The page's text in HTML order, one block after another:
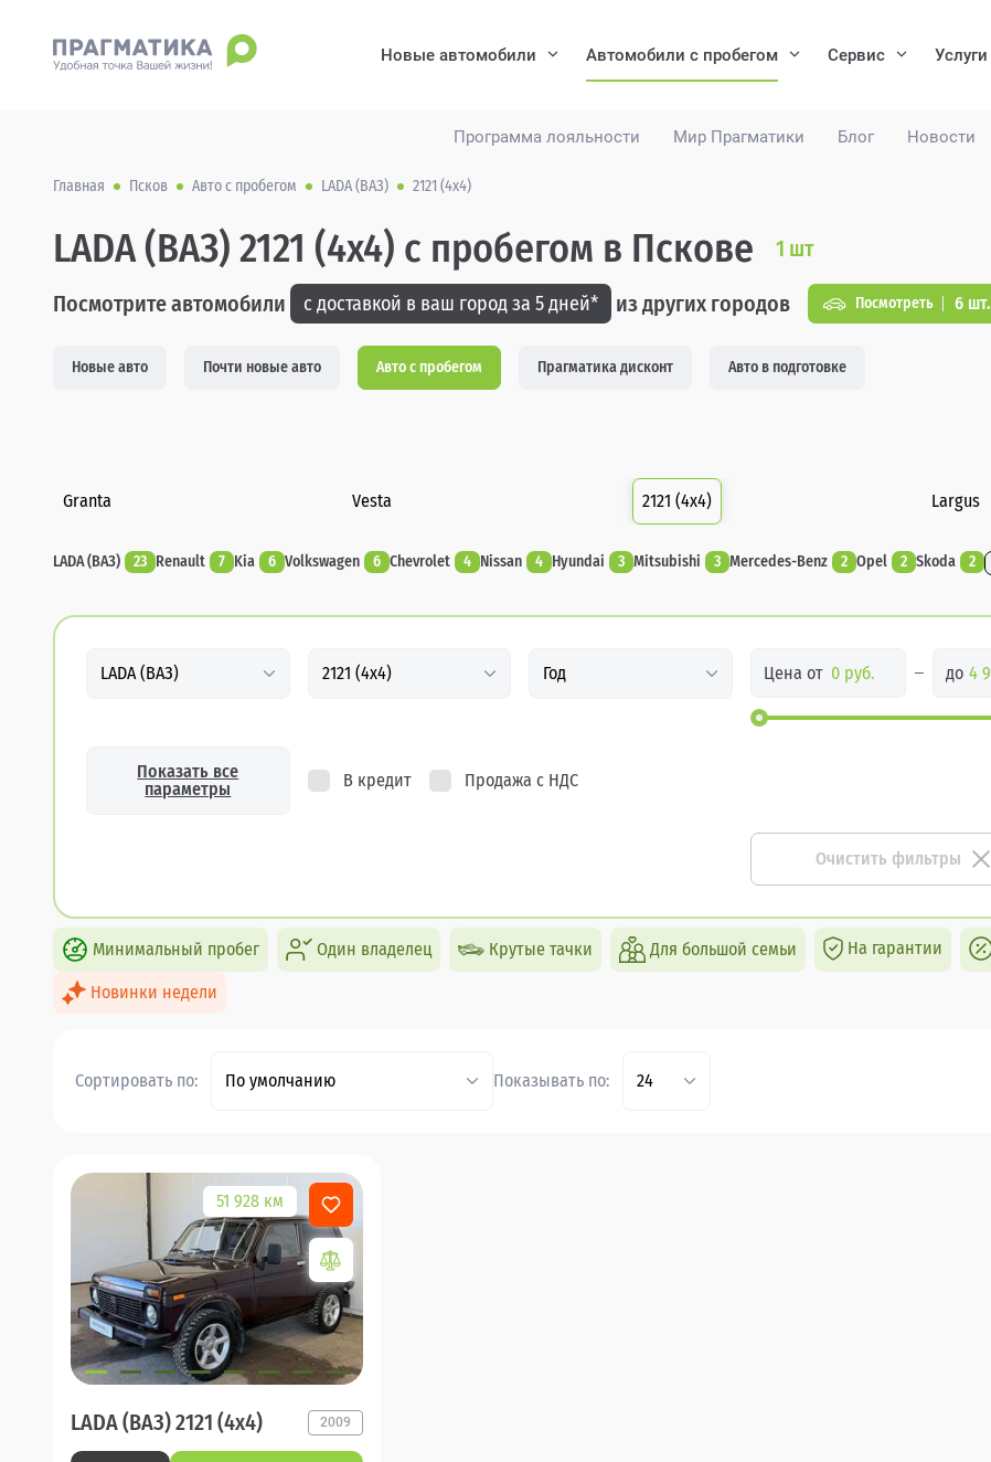
Программа лояльности Мир Прагматики Блог Новости
Новые автомобили Автомобили с пробегом Сервис Услуги
Главная Псков Авто с пробегом LADA (ВАЗ) 2121 (4x4)
LADA (ВАЗ) 2121 (4x4) с пробегом в Пскове 1 шт
Посмотрите автомобили с доставкой в ваш город за 5 дней* из других городов Посмотреть 6 шт.
Новые авто Почти новые авто Авто с пробегом Прагматика дисконт Авто в подготовке
Granta Vesta 2121 (4x4) Largus
LADA (ВАЗ) 23 Renault 7 Kia 6 Volkswagen 6 Chevrolet 4 Nissan 4 Hyundai 3 Mitsubishi 3 Mercedes-Benz 2 Opel 2 Skoda 2
LADA (ВАЗ) 2121 (4x4) Год Цена от до
Показать все
параметры
В кредит Продажа с НДС
Очистить фильтры
Минимальный пробег Один владелец Крутые тачки Для большой семьи На гарантии
Новинки недели
Сортировать по: По умолчанию Показывать по: 24
51 928 км
LADA (ВАЗ) 2121 (4x4) 2009